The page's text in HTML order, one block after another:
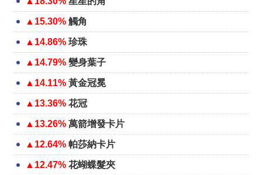
▲15.30% 觸角
▲14.86% 珍珠
▲14.79% 變身葉子
▲14.11% 黃金冠冕
▲13.36% 花冠
▲13.26% 萬箭增發卡片
▲12.64% 帕莎納卡片
▲12.47% 花蝴蝶髮夾